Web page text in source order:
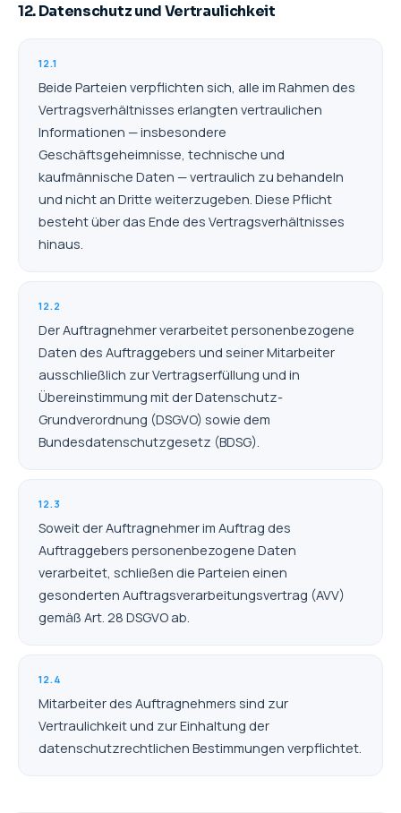
12. Datenschutz und Vertraulichkeit
12.1
Beide Parteien verpflichten sich, alle im Rahmen des
Vertragsverhältnisses erlangten vertraulichen
Informationen — insbesondere
Geschäftsgeheimnisse, technische und
kaufmännische Daten — vertraulich zu behandeln
und nicht an Dritte weiterzugeben. Diese Pflicht
besteht über das Ende des Vertragsverhältnisses
hinaus.
12.2
Der Auftragnehmer verarbeitet personenbezogene
Daten des Auftraggebers und seiner Mitarbeiter
ausschließlich zur Vertragserfüllung und in
Übereinstimmung mit der Datenschutz-
Grundverordnung (DSGVO) sowie dem
Bundesdatenschutzgesetz (BDSG).
12.3
Soweit der Auftragnehmer im Auftrag des
Auftraggebers personenbezogene Daten
verarbeitet, schließen die Parteien einen
gesonderten Auftragsverarbeitungsvertrag (AVV)
gemäß Art. 28 DSGVO ab.
12.4
Mitarbeiter des Auftragnehmers sind zur
Vertraulichkeit und zur Einhaltung der
datenschutzrechtlichen Bestimmungen verpflichtet.